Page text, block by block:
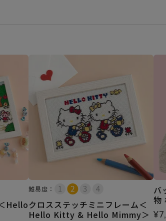
Hello
難易度：
クロスステッチミニフレーム＜
Hello Kitty & Hello Mimmy＞
バ
物
¥